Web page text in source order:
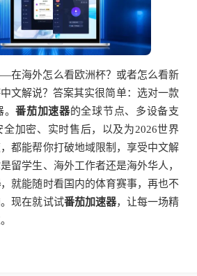
在海外怎么看欧洲杯？或者怎么看新
文解说？答案其实很简单：选对一款
。番茄加速器的全球节点、多设备支
加密、实时售后，以及为2026世界
都能帮你打破地域限制，享受中文解
留学生、海外工作者还是海外华人，
，就能随时看国内的体育赛事，再也不
现在就试试番茄加速器，让每一场精